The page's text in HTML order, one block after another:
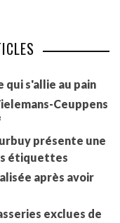
qui s'allie au pain
Ceuppens
présente une
étiquettes
après avoir
exclues de